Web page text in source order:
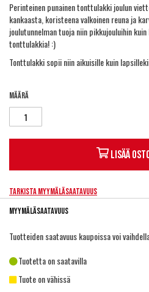
Perinteinen punainen tonttulakki joulun
kankaasta, koristeena valkoinen reuna ja
joulutunnelman tuoja niin pikkujouluihin
tonttulakkia! :)
Tonttulakki sopii niin aikuisille kuin
Määrä
Lisää
Tarkista myymäläsaatavuus
Myymäläsaatavuus
Tuotteiden saatavuus kaupoissa voi
Tuotetta on saatavilla
Tuote on vähissä